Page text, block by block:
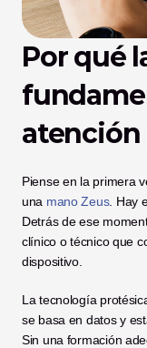
Por qué
atención
Piense en la primera
una mano Zeus. Hay
Detrás de ese
clínico o técnico que
dispositivo.
La tecnología
se basa en datos y
Sin una formación